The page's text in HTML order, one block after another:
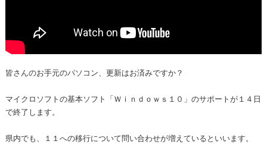
皆さんのお手元のパソコン、更新はお済みですか？
マイクロソフトの基本ソフト「Ｗｉｎｄｏｗｓ１０」のサポートが１４日
で終了します。
県内でも、１１への移行について問い合わせが増えているといいます。